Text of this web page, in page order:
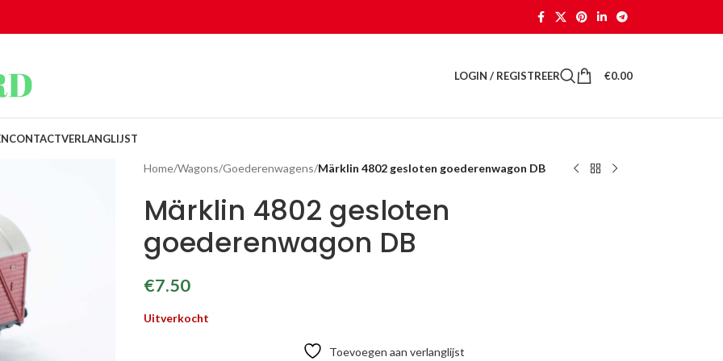
LOGIN / REGISTREER €0.00
CONTACTVERLANGLIJST
Home/Wagons/Goederenwagens/Märklin 4802 gesloten goederenwagon DB
Märklin 4802 gesloten
goederenwagon DB
€7.50
Uitverkocht
Toevoegen aan verlanglijst